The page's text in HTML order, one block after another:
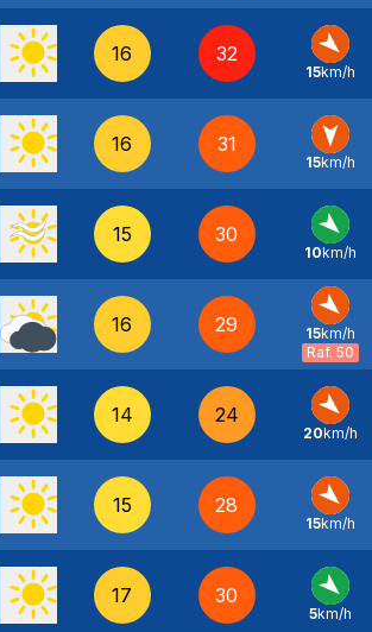
16 32
NO
15km/h
16 31
N -
15km/h
15 30
NO -
10km/h
16 29
NO -
15km/h
Raf. 50
14 24
NO -
20km/h
15 28
NO
15km/h
17 30
NO
5km/h